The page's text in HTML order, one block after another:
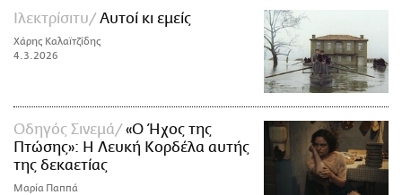
Ιλεκτρίσιτυ Αυτοί κι εμείς
Χάρης Καλαϊτζίδης
4.3.2026
Οδηγός Σινεμά
«Ο Ήχος της
Πτώσης»: H Λευκή Κορδέλα αυτής
της δεκαετίας
Μαρία Παππά